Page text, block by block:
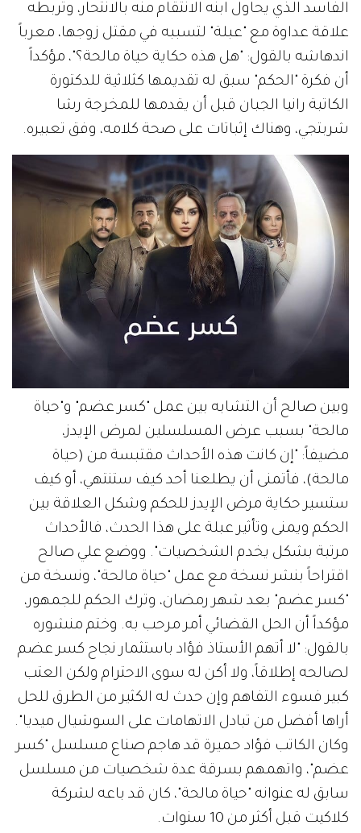
الفاسد الذي يحاول ابنه الانتقام منه بالانتحار، وتربطه
علاقة عداوة مع "عبلة" لتسببه في مقتل زوجها، معرباً
اندهاشه بالقول: "هل هذه حكاية حياة مالحة؟"، مؤكداً
أن فكرة "الحكم" سبق له تقديمها كثلاثية للدكتورة
الكاتبة رانيا الجبان قبل أن يقدمها للمخرجة رشا
شربتجي، وهناك إثباتات على صحة كلامه، وفق تعبيره.
وبين صالح أن التشابه بين عمل "كسر عضم" و"حياة
مالحة" بسبب عرض المسلسلين لمرض الإيدز،
مضيفاً: "إن كانت هذه الأحداث مقتبسة من (حياة
مالحة)، فأتمنى أن يطلعنا أحد كيف ستنتهي، أو كيف
ستسير حكاية مرض الإيدز للحكم وشكل العلاقة بين
الحكم ويمنى وتأثير عبلة على هذا الحدث، فالأحداث
مرتبة بشكل يخدم الشخصيات". ووضع علي صالح
اقتراحاً بنشر نسخة مع عمل "حياة مالحة"، ونسخة من
"كسر عضم" بعد شهر رمضان، وترك الحكم للجمهور،
مؤكداً أن الحل القضائي أمر مرحب به. وختم منشوره
بالقول: "لا أتهم الأستاذ فؤاد باستثمار نجاح كسر عضم
لصالحه إطلاقاً، ولا أكن له سوى الاحترام ولكن العتب
كبير فسوء التفاهم وإن حدث له الكثير من الطرق للحل
أراها أفضل من تبادل الاتهامات على السوشيال ميديا".
وكان الكاتب فؤاد حميرة قد هاجم صناع مسلسل "كسر
عضم"، واتهمهم بسرقة عدة شخصيات من مسلسل
سابق له عنوانه "حياة مالحة"، كان قد باعه لشركة
كلاكيت قبل أكثر من 10 سنوات.